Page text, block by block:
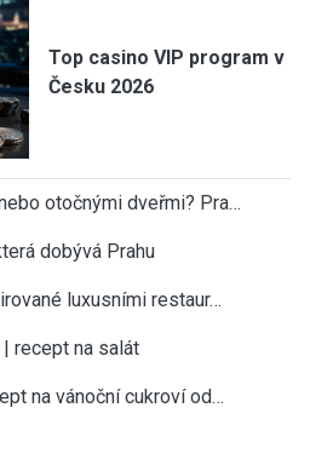
Top casino VIP program v
Česku 2026
otočnými dveřmi? Pra…
dobývá Prahu
luxusními restaur…
recept na salát
na vánoční cukroví od…